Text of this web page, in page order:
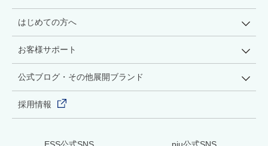
はじめての方へ
お客様サポート
公式ブログ・その他展開ブランド
採用情報
ESS公式SNS piu公式SNS